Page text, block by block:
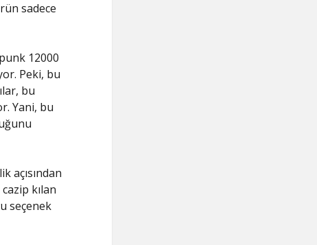
sadece
12000
Peki, bu
bu
Yani, bu
açısından
kılan
seçenek